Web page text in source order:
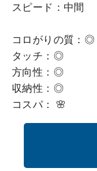
スピード：中間
コロがりの質：◎
タッチ：◎
方向性：◎
収納性：◎
コスパ： 🌸